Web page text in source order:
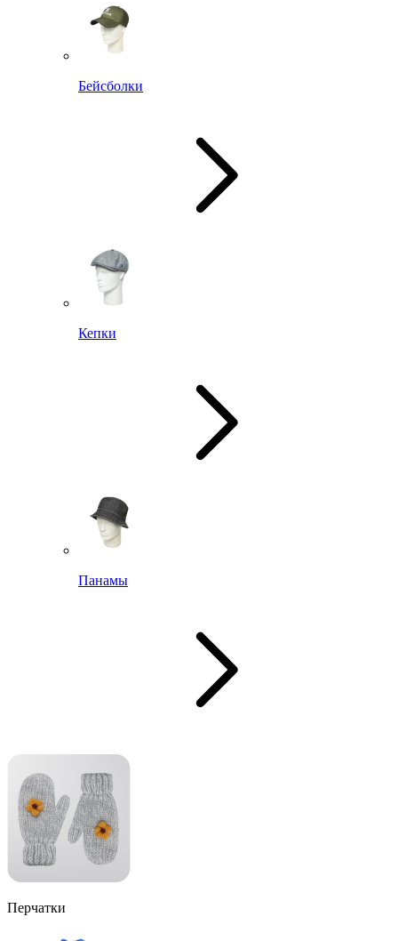
Бейсболки
Кепки
Панамы
Перчатки